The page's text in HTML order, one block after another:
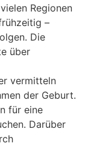
Regionen
–
Die
über
vermitteln
der Geburt.
für eine
Darüber